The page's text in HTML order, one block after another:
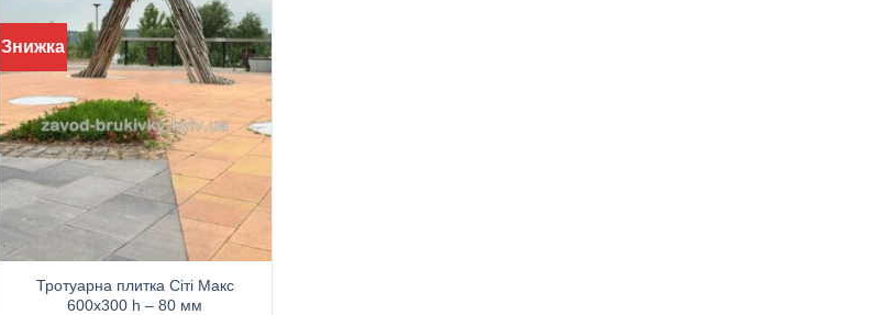
Знижка
Тротуарна плитка Cіті Макс
600х300 h – 80 мм